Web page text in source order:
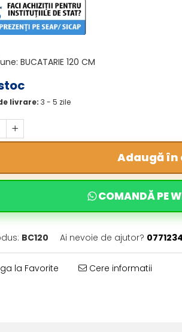
: BUCATARIE 120 CM
livrare: 3 - 5 zile
Adaugă în
COMANDĂ PE
BC120 Ai nevoie de ajutor?
la Favorite Cere informatii